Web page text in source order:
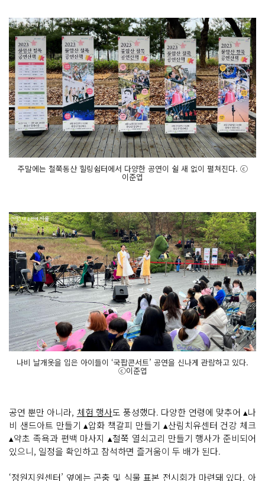
주말에는 철쭉동산 힐링쉼터에서 다양한 공연이 쉴 새 없이 펼쳐진다. ⓒ
이준엽
나비 날개옷을 입은 아이들이 ‘국팝콘서트’ 공연을 신나게 관람하고 있다.
ⓒ이준엽
공연 뿐만 아니라, 체험 행사도 풍성했다. 다양한 연령에 맞추어 ▴나
비 샌드아트 만들기 ▴압화 책갈피 만들기 ▴산림치유센터 건강 체크
▴약초 족욕과 편백 마사지 ▴철쭉 열쇠고리 만들기 행사가 준비되어
있으니, 일정을 확인하고 참석하면 즐거움이 두 배가 된다.
‘정원지원센터’ 옆에는 곤충 및 식물 표본 전시회가 마련돼 있다. 아